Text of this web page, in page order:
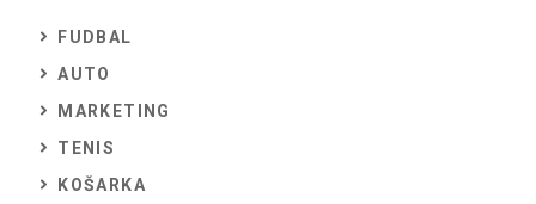
FUDBAL
AUTO
MARKETING
TENIS
KOŠARKA